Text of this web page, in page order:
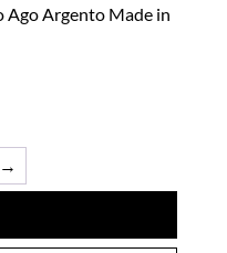
Ago Argento Made in
→